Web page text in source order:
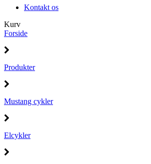
Kontakt os
Kurv
Forside
Produkter
Mustang cykler
Elcykler